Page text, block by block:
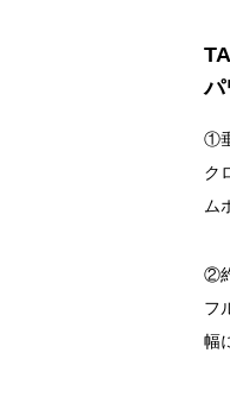
パ
①
ク
ム
②
フ
幅